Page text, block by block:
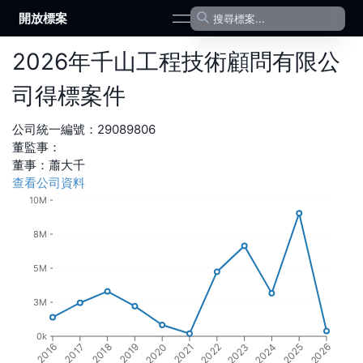
開放標案 open navigation menu
2026年千山工程技術顧問有限公
司得標案件
公司統一編號： 29089806
董監事：
董事 ： 蕭大千
查看公司資料
2016 2017 2018 2019 2020 2021 2022 2023 2024 2025 2026
0k
3M
5M
8M
10M